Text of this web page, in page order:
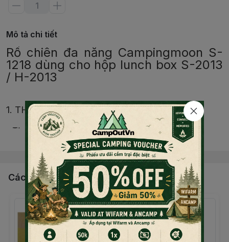
Mô tả chi tiết
Rổ chiên đa năng Campingmoon S-
1218 dùng cho hộp lunch box S-2013
/ H-2013
1. THÔNG TIN SẢN PHẨM:
- Thương hiệu: Campingmoon
- Xuất xứ: Trung Quốc
- Chất liệu: Inox 304
- Kích thước: 18.5 x 12.5 x 5.8 cm + tay cầm 11.5 cm
- Trọng lượng: 180g
Được thiết kế cho hộp lunch box S-2013 / H-2013 với
Đọc thêm nội dung
Các sản phẩm, dịch vụ khác